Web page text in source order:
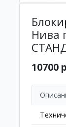
Нива
10700